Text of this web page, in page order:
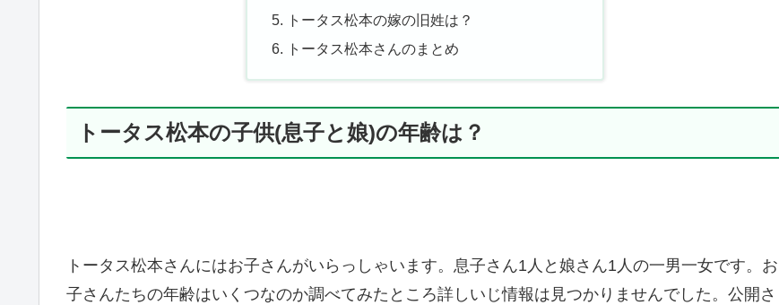
トータス松本の嫁の旧姓は？
トータス松本さんのまとめ
トータス松本の子供(息子と娘)の年齢は？
トータス松本さんにはお子さんがいらっしゃいます。息子さん1人と娘さん1人の一男一女です。お
子さんたちの年齢はいくつなのか調べてみたところ詳しいじ情報は見つかりませんでした。公開さ